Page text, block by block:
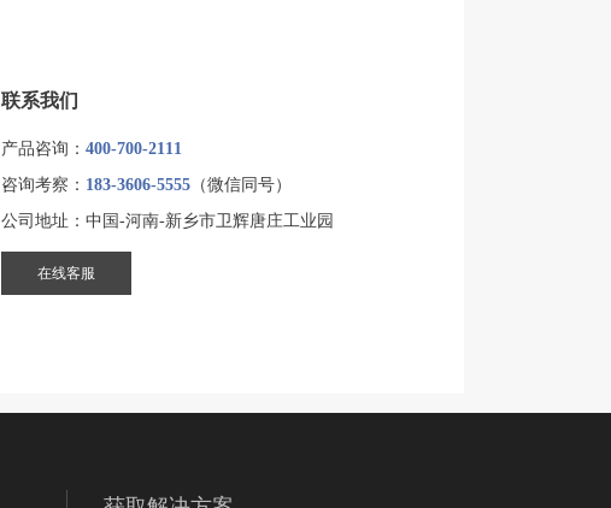
联系我们
产品咨询： 400-700-2111
咨询考察： 183-3606-5555 （微信同号）
公司地址：中国-河南-新乡市卫辉唐庄工业园
在线客服